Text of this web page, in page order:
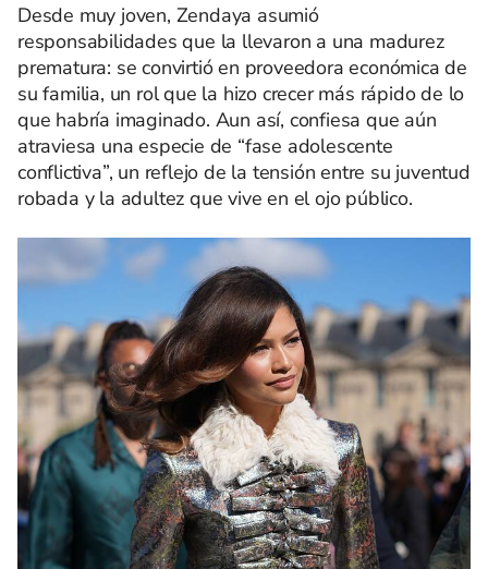
Desde muy joven, Zendaya asumió
responsabilidades que la llevaron a una madurez
prematura: se convirtió en proveedora económica de
su familia, un rol que la hizo crecer más rápido de lo
que habría imaginado. Aun así, confiesa que aún
atraviesa una especie de “fase adolescente
conflictiva”, un reflejo de la tensión entre su juventud
robada y la adultez que vive en el ojo público.